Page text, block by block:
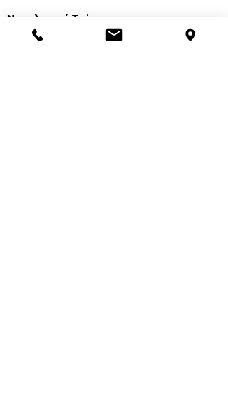
Νοσηλευτικά Τμήματα
Χειμερινό ωράριο: 11.00-13.00
17.30-19.30